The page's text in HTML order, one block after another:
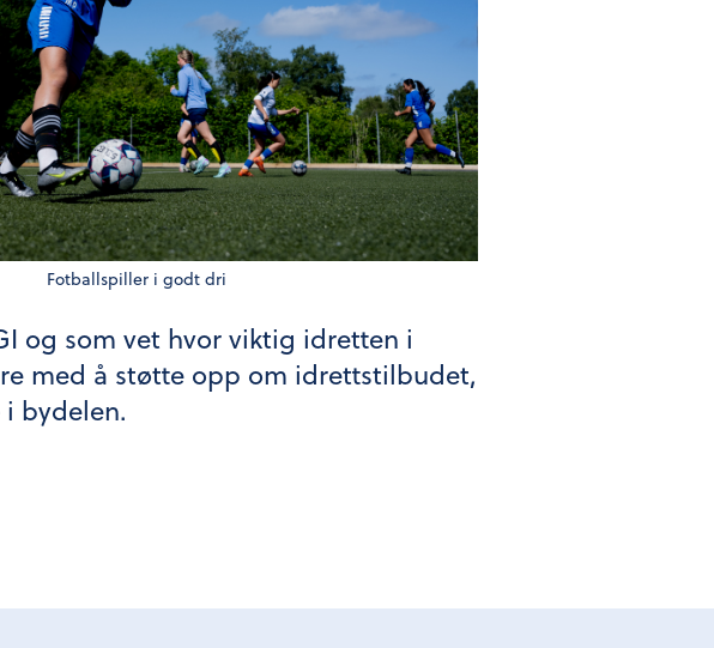
Fotballspiller i godt dri
og som vet hvor viktig idretten i
med å støtte opp om idrettstilbudet,
bydelen.